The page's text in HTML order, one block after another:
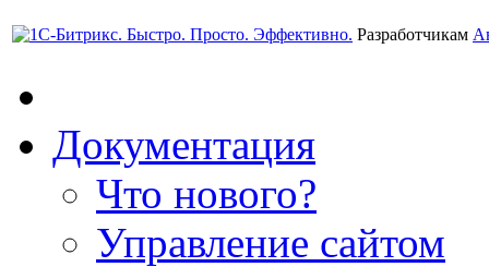
Разработчикам
Документация
Что нового?
Управление сайтом